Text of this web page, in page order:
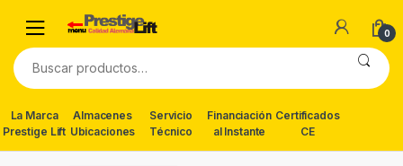
navigation
content
0
Buscar
por:
La Marca
Prestige Lift
Almacenes
Ubicaciones
Servicio
Técnico
Financiación
al Instante
Certificados
CE